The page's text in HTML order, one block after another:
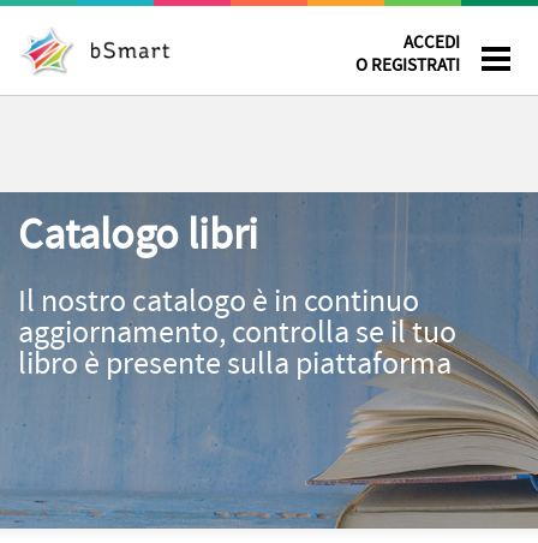
ACCEDI
O REGISTRATI
Catalogo libri
Il nostro catalogo è in continuo
aggiornamento, controlla se il tuo
libro è presente sulla piattaforma